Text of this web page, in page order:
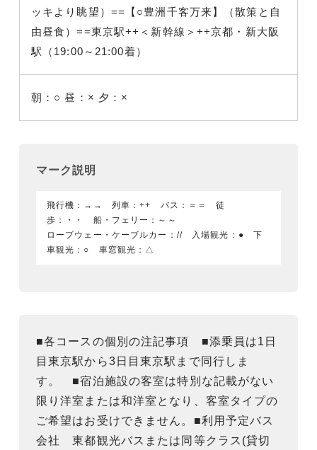
ッキより眺望）==【○豊洲千客万来】（散策と自
由昼食）==東京駅++＜新幹線＞++京都・新大阪
駅（19:00～21:00着）
朝：○ 昼：× 夕：×
マーク説明
飛行機：→→ 列車：++ バス：＝＝ 徒
歩：・・ 船・フェリー：～～
ロープウェー・ケーブルカー：// 入場観光：● 下
車観光：○ 車窓観光：△
■各コースの個別の注記事項 ■添乗員は1日
目東京駅から3日目東京駅まで同行しま
す。 ■宿泊施設の客室は特別な記載がない
限り洋室または和洋室となり、客室タイプの
ご希望はお受けできません。■利用予定バス
会社 東都観光バスまたは同等クラス(貸切